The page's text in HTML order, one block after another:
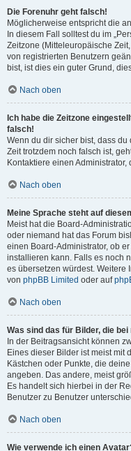
Die Forenuhr geht falsch!
Möglicherweise entspricht die
In diesem Fall solltest du im
Zeitzone (Mitteleuropäische
von registrierten Benutzern
bist, ist dies ein guter Grund,
Nach oben
Ich habe die Zeitzone
falsch!
Wenn du dir sicher bist, dass
Zeit trotzdem noch falsch ist,
Kontaktiere einen Administrator,
Nach oben
Meine Sprache steht auf
Meist hat die Board-
oder niemand hat das Forum
einen Board-Administrator, ob
installieren kann. Falls es noch
es übersetzen würdest. Weitere
von phpBB Limited oder auf
Nach oben
Was sind das für Bilder, die
In der Beitragsansicht können
Eines dieser Bilder ist meist mit
Kästchen oder Punkte, die
angeben. Das andere, meist
Es handelt sich hierbei in der
Benutzer zu Benutzer
Nach oben
Wie verwende ich einen